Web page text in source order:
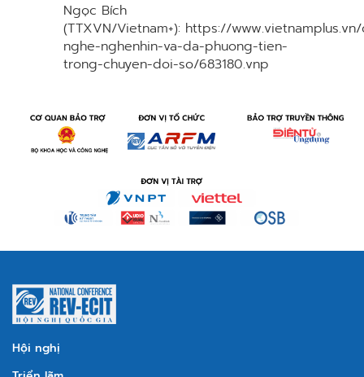
Ngọc Bích
(TTXVN/Vietnam+): https://
nghe-nghenhin-va-da-phuong-tien-
trong-chuyen-doi-so/683180.vnp
Hội nghị